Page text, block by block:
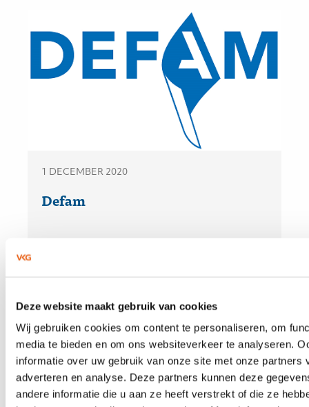
Deze website maakt gebruik van cookies
Wij gebruiken cookies om content te personaliseren, om
media te bieden en om ons websiteverkeer te analyseren.
informatie over uw gebruik van onze site met onze partners
adverteren en analyse. Deze partners kunnen deze
andere informatie die u aan ze heeft verstrekt of die ze
1 DECEMBER 2020
Defam